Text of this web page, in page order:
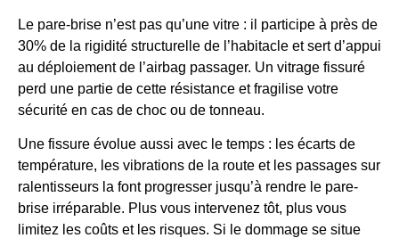
Le pare-brise n’est pas qu’une vitre : il participe à près de
30% de la rigidité structurelle de l’habitacle et sert d’appui
au déploiement de l’airbag passager. Un vitrage fissuré
perd une partie de cette résistance et fragilise votre
sécurité en cas de choc ou de tonneau.
Une fissure évolue aussi avec le temps : les écarts de
température, les vibrations de la route et les passages sur
ralentisseurs la font progresser jusqu’à rendre le pare-
brise irréparable. Plus vous intervenez tôt, plus vous
limitez les coûts et les risques. Si le dommage se situe